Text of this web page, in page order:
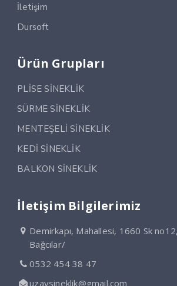
İletişim
Dursoft
Ürün Grupları
PLİSE SİNEKLİK
SÜRME SİNEKLİK
MENTEŞELİ SİNEKLİK
KEDİ SİNEKLİK
BALKON SİNEKLİK
İletişim Bilgilerimiz
Demirkapı, Mahallesi, 1660 Sk
Bağcılar/
0532 454 38 47
uzaysineklik@gmail.com